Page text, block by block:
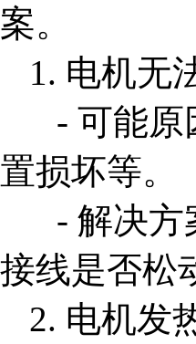
案。
1. 电机无
- 可能原
置损坏等。
- 解决方
接线是否松
2. 电机发